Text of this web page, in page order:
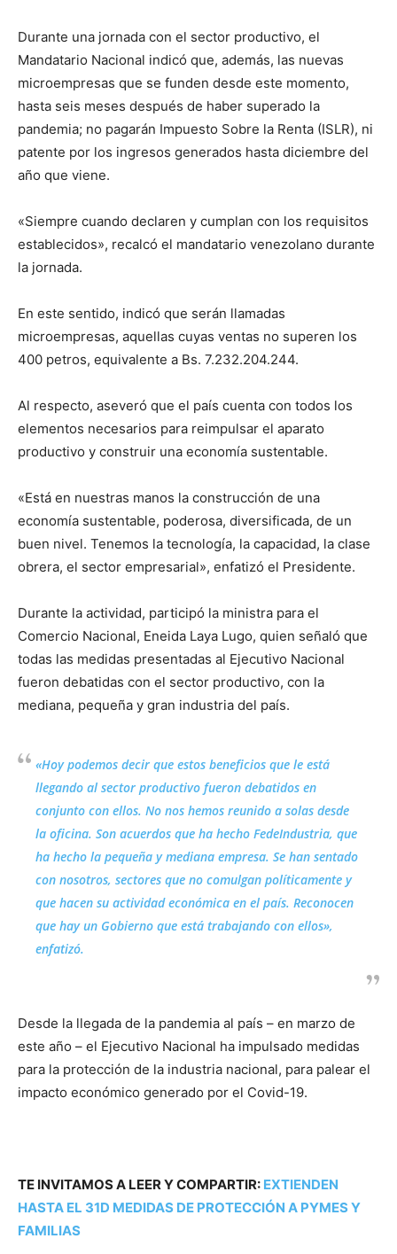
Durante una jornada con el sector productivo, el
Mandatario Nacional indicó que, además, las nuevas
microempresas que se funden desde este momento,
hasta seis meses después de haber superado la
pandemia; no pagarán Impuesto Sobre la Renta (ISLR), ni
patente por los ingresos generados hasta diciembre del
año que viene.
«Siempre cuando declaren y cumplan con los requisitos
establecidos», recalcó el mandatario venezolano durante
la jornada.
En este sentido, indicó que serán llamadas
microempresas, aquellas cuyas ventas no superen los
400 petros, equivalente a Bs. 7.232.204.244.
Al respecto, aseveró que el país cuenta con todos los
elementos necesarios para reimpulsar el aparato
productivo y construir una economía sustentable.
«Está en nuestras manos la construcción de una
economía sustentable, poderosa, diversificada, de un
buen nivel. Tenemos la tecnología, la capacidad, la clase
obrera, el sector empresarial», enfatizó el Presidente.
Durante la actividad, participó la ministra para el
Comercio Nacional, Eneida Laya Lugo, quien señaló que
todas las medidas presentadas al Ejecutivo Nacional
fueron debatidas con el sector productivo, con la
mediana, pequeña y gran industria del país.
«Hoy podemos decir que estos beneficios que le está
llegando al sector productivo fueron debatidos en
conjunto con ellos. No nos hemos reunido a solas desde
la oficina. Son acuerdos que ha hecho FedeIndustria, que
ha hecho la pequeña y mediana empresa. Se han sentado
con nosotros, sectores que no comulgan políticamente y
que hacen su actividad económica en el país. Reconocen
que hay un Gobierno que está trabajando con ellos»,
enfatizó.
Desde la llegada de la pandemia al país – en marzo de
este año – el Ejecutivo Nacional ha impulsado medidas
para la protección de la industria nacional, para palear el
impacto económico generado por el Covid-19.
TE INVITAMOS A LEER Y COMPARTIR: EXTIENDEN
HASTA EL 31D MEDIDAS DE PROTECCIÓN A PYMES Y
FAMILIAS